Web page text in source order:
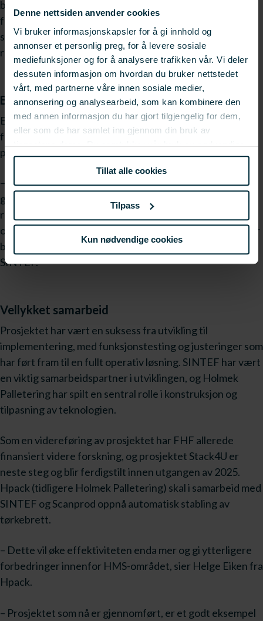
Denne nettsiden anvender cookies
Vi bruker informasjonskapsler for å gi innhold og
annonser et personlig preg, for å levere sosiale
mediefunksjoner og for å analysere trafikken vår. Vi deler
dessuten informasjon om hvordan du bruker nettstedet
vårt, med partnerne våre innen sosiale medier,
annonsering og analysearbeid, som kan kombinere den
med annen informasjon du har gjort tilgjengelig for dem,
eller som de har samlet inn gjennom din bruk av
tjenestene deres. Du samtykker vår bruk av nødvendige
informasjonskapsler ved å bruke nettstedet vårt.
Tillat alle cookies
Tilpass
Kun nødvendige cookies
bedriften og utgjør rundt én million kroner årlig. I tillegg
frigjøres både personell og utstyr til andre oppgaver, noe
som gir ytterligere gevinst i form av fleksibilitet og bedre
ressursbruk.
Bedre HMS
En sentral motivasjon bak prosjektet har også vært å
forbedre arbeidsmiljø og helse, miljø og sikkerhet (HMS) i
produksjonen.
– Omlegging av klippfisk har vært preget av tunge løft og
glatte gulv på grunn av saltrester. Den nye løsningen
reduserer mengden salt på gulvet betydelig og gir bedre
oppsamling og gjenbruk av salt, som igjen styrker sirkulær
bioøkonomi i produksjonen, forteller Jannicke Remme fra
SINTEF.
Vellykket samarbeid
Prosjektet har vært en suksess fra utvikling til
implementering, med funksjonstesting og justeringer som
har ført fram til en fullt operativ løsning. SINTEF har vært
en viktig samarbeidspartner i utviklingen, og Holmek
Palletering har spilt en sentral rolle i konstruksjon og
tilpasning av teknologien.
Som en videreføring av prosjektet har FHF allerede
finansiert videre forskning, og prosjektet Stack4U er
neste steg og blir ferdigstilt innen utgangen av 2025.
Hpack (tidligere Holmek Palletering) skal i samarbeid med
SINTEF og Scanprod oppnå automatisk stabling av
tørkebrett.
– Dette vil øke effektiviteten enda mer og gi ytterligere
forbedringer innenfor HMS-området, sier Helge Eiken fra
Hpack.
– Prosjektet som nå er gjennomført, er et godt eksempel